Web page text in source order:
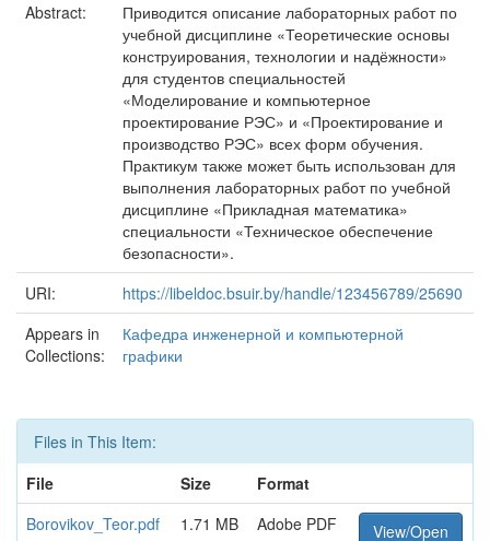
Abstract:
Приводится описание лабораторных работ по
учебной дисциплине «Теоретические основы
конструирования, технологии и надёжности»
для студентов специальностей
«Моделирование и компьютерное
проектирование РЭС» и «Проектирование и
производство РЭС» всех форм обучения.
Практикум также может быть использован для
выполнения лабораторных работ по учебной
дисциплине «Прикладная математика»
специальности «Техническое обеспечение
безопасности».
URI:
https://libeldoc.bsuir.by/handle/123456789/25690
Appears in
Collections:
Кафедра инженерной и компьютерной
графики
Files in This Item:
File
Size
Format
Borovikov_Teor.pdf
1.71 MB Adobe PDF View/Open